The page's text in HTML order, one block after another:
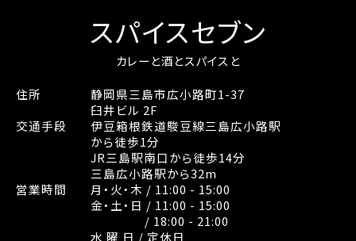
スパイスセブン
カレーと酒とスパイスと
住所
静岡県三島市広小路町1-37
臼井ビル 2F
交通手段
伊豆箱根鉄道駿豆線三島広小路駅
から徒歩1分
JR三島駅南口から徒歩14分
三島広小路駅から32m
営業時間
月・火・木 / 11:00 - 15:00
金・土・日 / 11:00 - 15:00
/ 18:00 - 21:00
水 曜 日 / 定休日